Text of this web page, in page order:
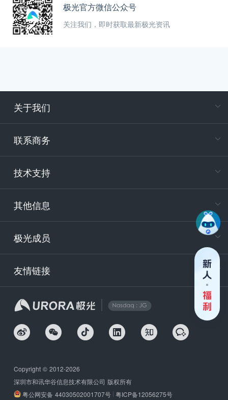
极光官方微信公众号
关注我们，即时获取最新极光资讯
关于我们
联系商务
技术支持
其他信息
极光成员
友情链接
Copyright © 2012-2026
深圳市和讯华谷信息技术有限公司 版权所有
粤公网安备 44030502001707号 粤ICP备12056275号
电
400-
技
安
企